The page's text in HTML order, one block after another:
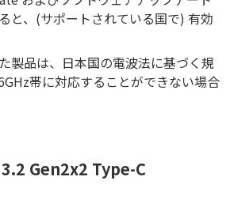
と、(サポートされている国で) 有効
製品は、日本国の電波法に基づく規
帯に対応することができない場合
Gen2x2 Type-C